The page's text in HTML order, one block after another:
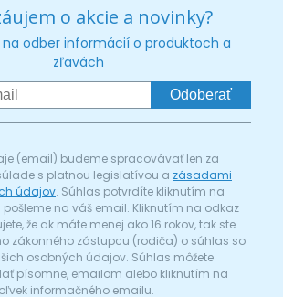
o akcie a novinky?
na odber informácií o produktoch a
zľavách
Odoberať
(email) budeme spracovávať len za
s platnou legislatívou a zásadami
údajov. Súhlas potvrdíte kliknutím na
pošleme na váš email. Kliknutím na odkaz
že ak máte menej ako 16 rokov, tak ste
zákonného zástupcu (rodiča) o súhlas so
osobných údajov. Súhlas môžete
písomne, emailom alebo kliknutím na
informačného emailu.